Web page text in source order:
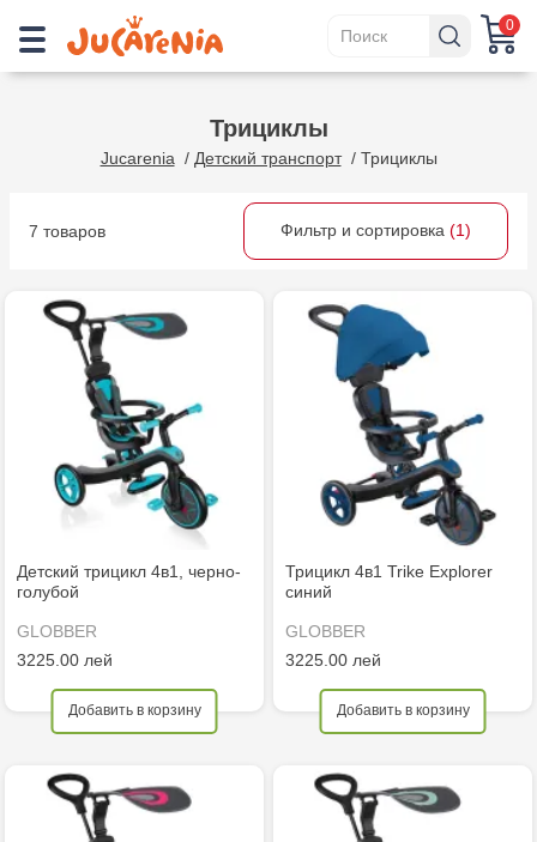
0
Трициклы
Jucarenia / Детский транспорт/ Трициклы
7 товаров Фильтр и сортировка (1)
Детский трицикл 4в1, черно-
голубой
GLOBBER
3225.00 лей
Добавить в корзину
Трицикл 4в1 Trike Explorer
синий
GLOBBER
3225.00 лей
Добавить в корзину